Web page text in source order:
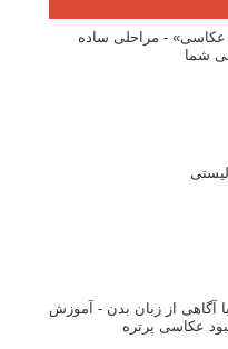
- مراحلی ساده
شما
آگاهی از زبان بدن - آموزش